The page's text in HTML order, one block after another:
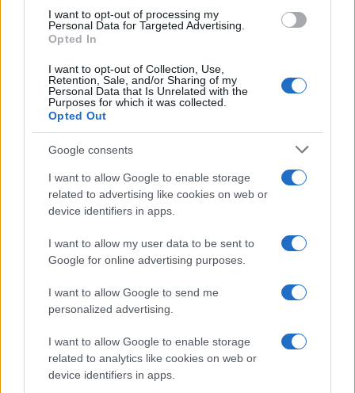
I want to opt-out of processing my
Personal Data for Targeted Advertising.
Opted In
I want to opt-out of Collection, Use,
Retention, Sale, and/or Sharing of my
Personal Data that Is Unrelated with the
Purposes for which it was collected.
Opted Out
Google consents
I want to allow Google to enable storage
related to advertising like cookies on web or
device identifiers in apps.
I want to allow my user data to be sent to
Google for online advertising purposes.
I want to allow Google to send me
personalized advertising.
I want to allow Google to enable storage
related to analytics like cookies on web or
device identifiers in apps.
Inviaci le tue segnalazioni,
i tuoi video e le tue foto
Ricevi le nostre ultime news
Condividi l'articolo
F T Pi WS